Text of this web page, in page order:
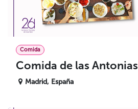
Comida
Comida de las Antonias
Madrid, España